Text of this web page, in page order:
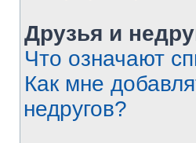
Друзья и
Что означают
Как мне
недругов?